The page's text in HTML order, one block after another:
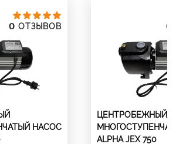
0 ОТЗЫВОВ
НАСОС
0
ЦЕНТРОБЕЖНЫЙ
ALPHA JEX 750